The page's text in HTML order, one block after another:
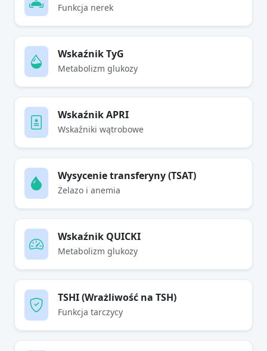
Funkcja nerek
Wskaźnik TyG
Metabolizm glukozy
Wskaźnik APRI
Wskaźniki wątrobowe
Wysycenie transferyny (TSAT)
Żelazo i anemia
Wskaźnik QUICKI
Metabolizm glukozy
TSHI (Wrażliwość na TSH)
Funkcja tarczycy